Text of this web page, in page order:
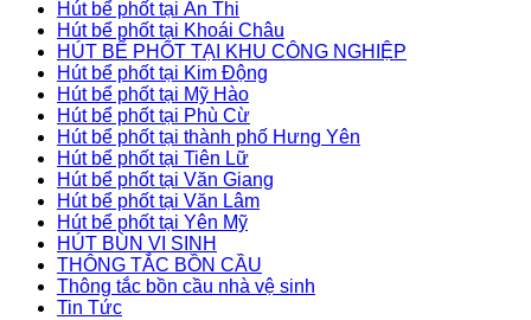
Hút bể phốt tại Ân Thi
Hút bể phốt tại Khoái Châu
HÚT BỂ PHỐT TẠI KHU CÔNG NGHIỆP
Hút bể phốt tại Kim Động
Hút bể phốt tại Mỹ Hào
Hút bể phốt tại Phù Cừ
Hút bể phốt tại thành phố Hưng Yên
Hút bể phốt tại Tiên Lữ
Hút bể phốt tại Văn Giang
Hút bể phốt tại Văn Lâm
Hút bể phốt tại Yên Mỹ
HÚT BÙN VI SINH
THÔNG TẮC BỒN CẦU
Thông tắc bồn cầu nhà vệ sinh
Tin Tức